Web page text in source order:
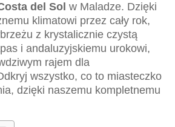
del Sol w Maladze. Dzięki
klimatowi przez cały rok,
z krystalicznie czystą
i andaluzyjskiemu urokowi,
rajem dla
wszystko, co to miasteczko
dzięki naszemu kompletnemu